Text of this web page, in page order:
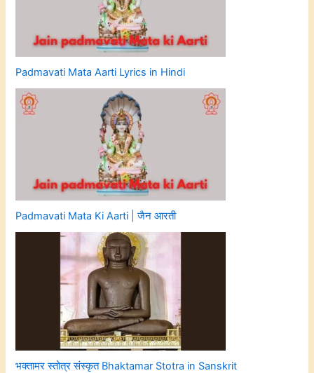
Padmavati Mata Aarti Lyrics in Hindi
Padmavati Mata Ki Aarti | जैन आरती
भक्तामर स्तोत्र संस्कृत Bhaktamar Stotra in Sanskrit